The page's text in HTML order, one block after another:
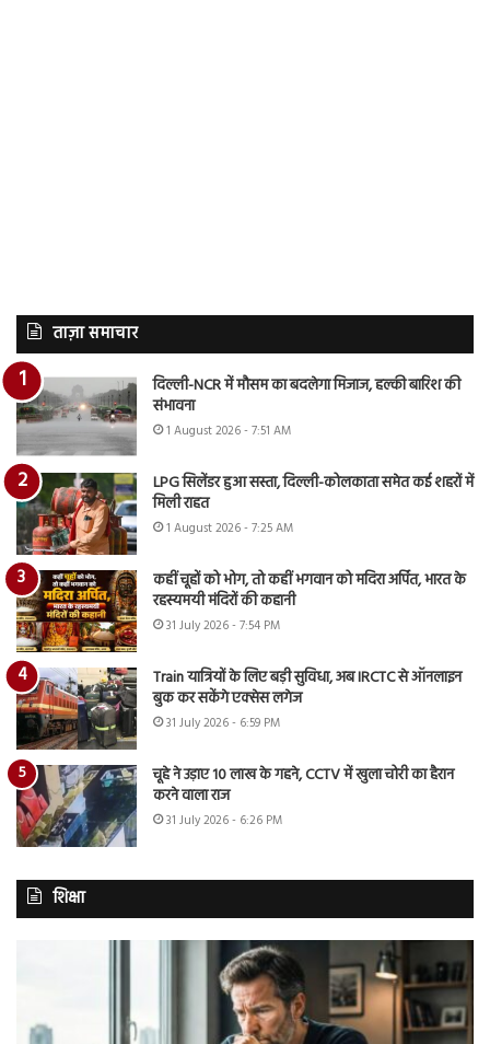
ताज़ा समाचार
दिल्ली-NCR में मौसम का बदलेगा मिजाज, हल्की बारिश की
संभावना
1 August 2026 - 7:51 AM
LPG सिलेंडर हुआ सस्ता, दिल्ली-कोलकाता समेत कई शहरों में
मिली राहत
1 August 2026 - 7:25 AM
कहीं चूहों को भोग, तो कहीं भगवान को मदिरा अर्पित, भारत के
रहस्यमयी मंदिरों की कहानी
31 July 2026 - 7:54 PM
Train यात्रियों के लिए बड़ी सुविधा, अब IRCTC से ऑनलाइन
बुक कर सकेंगे एक्सेस लगेज
31 July 2026 - 6:59 PM
चूहे ने उड़ाए 10 लाख के गहने, CCTV में खुला चोरी का हैरान
करने वाला राज
31 July 2026 - 6:26 PM
शिक्षा